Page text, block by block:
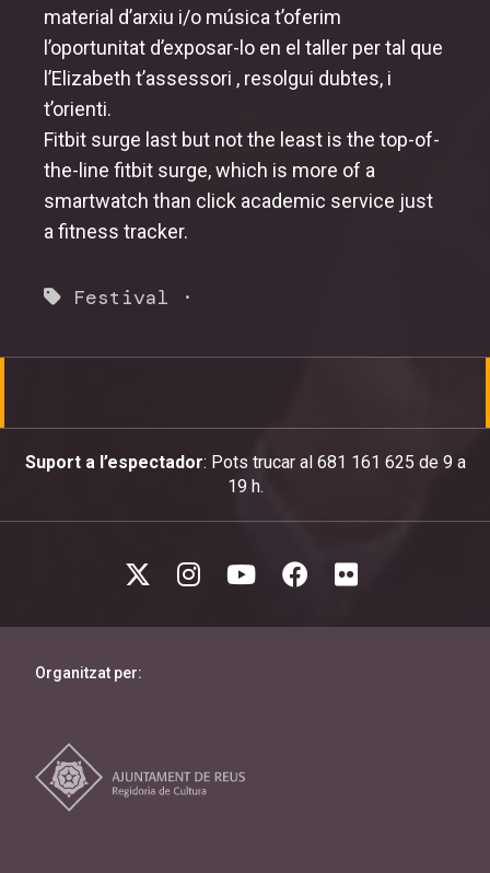
material d’arxiu i/o música t’oferim
l’oportunitat d’exposar-lo en el taller per tal que
l’Elizabeth t’assessori , resolgui dubtes, i
t’orienti.
Fitbit surge last but not the least is the top-of-
the-line fitbit surge, which is more of a
smartwatch than click academic service just
a fitness tracker.
Festival ·
Suport a l’espectador: Pots trucar al 681 161 625 de 9 a
19 h.
Organitzat per: